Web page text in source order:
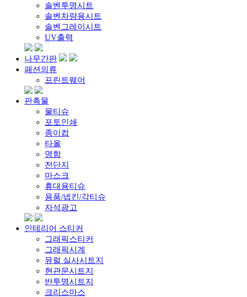
솔벤투명시트
솔벤차량용시트
솔벤그레이시트
UV출력
나무간판
패션의류
프린트웨어
판촉물
물티슈
포토인쇄
종이컵
타올
명함
전단지
마스크
휴대용티슈
용품/넵킨/각티슈
자석광고
인테리어 스티커
그래픽스티커
그래픽시계
뮤럴 실사시트지
현관문시트지
반투명시트지
크리스마스